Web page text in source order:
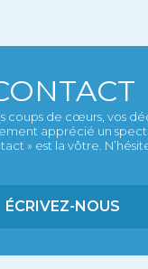
coups de cœurs, vos
apprécié un
» est la vôtre.
ÉCRIVEZ-NOUS